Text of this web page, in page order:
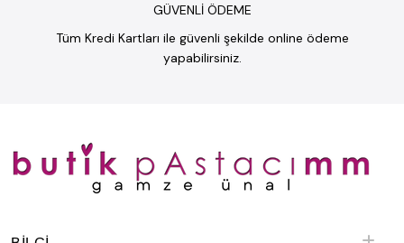
GÜVENLİ ÖDEME
Tüm Kredi Kartları ile güvenli şekilde online ödeme
yapabilirsiniz.